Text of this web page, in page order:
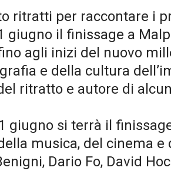
ritratti per raccontare i
giugno il finissage a
agli inizi del nuovo
e della cultura
ritratto e autore di
giugno si terrà il
musica, del cinema
Dario Fo, David